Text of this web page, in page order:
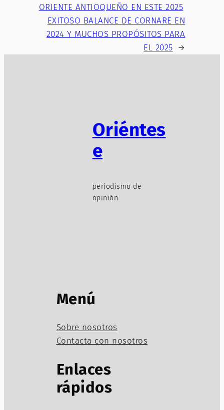
ORIENTE ANTIOQUEÑO EN ESTE 2025
EXITOSO BALANCE DE CORNARE EN
2024 Y MUCHOS PROPÓSITOS PARA
EL 2025 →
Oriéntes
e
periodismo de
opinión
Menú
Sobre nosotros
Contacta con nosotros
Enlaces
rápidos